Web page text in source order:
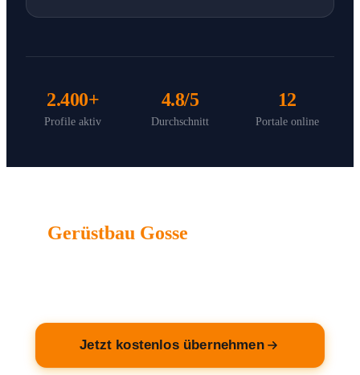
2.400+
Profile aktiv
4.8/5
Durchschnitt
12
Portale online
Gerüstbau Gosse
Jetzt kostenlos übernehmen